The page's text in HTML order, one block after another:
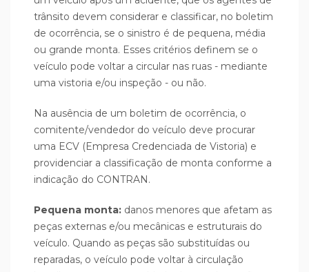
trânsito devem considerar e classificar, no boletim
de ocorrência, se o sinistro é de pequena, média
ou grande monta. Esses critérios definem se o
veículo pode voltar a circular nas ruas - mediante
uma vistoria e/ou inspeção - ou não.
Na ausência de um boletim de ocorrência, o
comitente/vendedor do veículo deve procurar
uma ECV (Empresa Credenciada de Vistoria) e
providenciar a classificação de monta conforme a
indicação do CONTRAN.
Pequena monta: danos menores que afetam as
peças externas e/ou mecânicas e estruturais do
veículo. Quando as peças são substituídas ou
reparadas, o veículo pode voltar à circulação